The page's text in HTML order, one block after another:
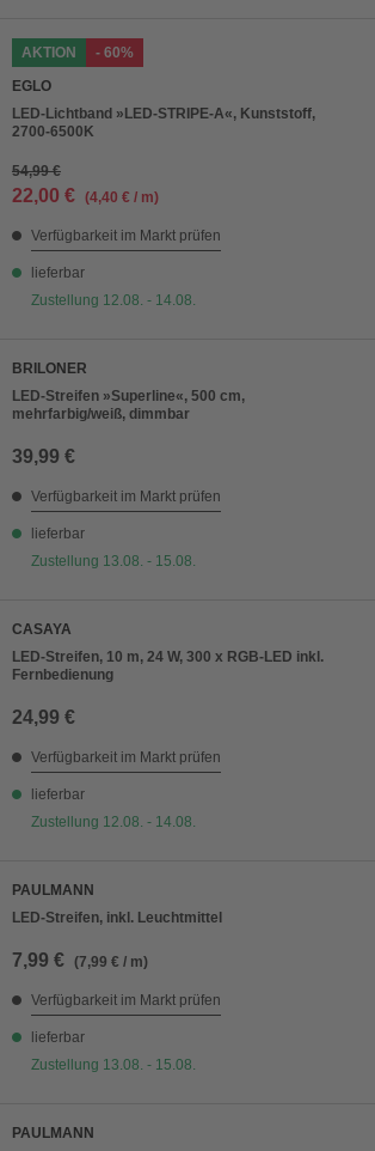
AKTION
- 60%
EGLO
LED-Lichtband »LED-STRIPE-A«, Kunststoff,
2700-6500K
54,99 €
22,00 € (4,40 € / m)
Verfügbarkeit im Markt prüfen
lieferbar
Zustellung 12.08. - 14.08.
BRILONER
LED-Streifen »Superline«, 500 cm,
mehrfarbig/weiß, dimmbar
39,99 €
Verfügbarkeit im Markt prüfen
lieferbar
Zustellung 13.08. - 15.08.
CASAYA
LED-Streifen, 10 m, 24 W, 300 x RGB-LED inkl.
Fernbedienung
24,99 €
Verfügbarkeit im Markt prüfen
lieferbar
Zustellung 12.08. - 14.08.
PAULMANN
LED-Streifen, inkl. Leuchtmittel
7,99 € (7,99 € / m)
Verfügbarkeit im Markt prüfen
lieferbar
Zustellung 13.08. - 15.08.
PAULMANN